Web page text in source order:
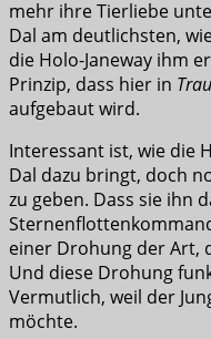
mehr ihre Tierliebe
Dal am deutlichsten,
die Holo-Janeway ihm
Prinzip, dass hier in
aufgebaut wird.
Interessant ist, wie die
Dal dazu bringt, doch
zu geben. Dass sie ihn
einer Drohung der Art,
Und diese Drohung
Vermutlich, weil der
möchte.